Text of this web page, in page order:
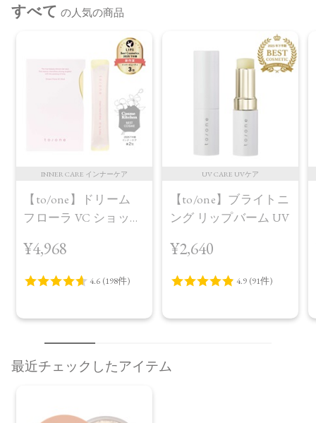
すべて の人気の商品
INNER CARE インナーケア
【to/one】ドリーム
フローラ VC ショット
¥4,968
UV CARE UVケア
【to/one】ブライトニ
ング リップバーム UV
¥2,640
最近チェックしたアイテム